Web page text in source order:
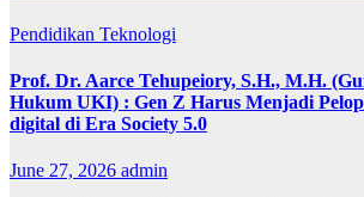
Pendidikan Teknologi
Prof. Dr. Aarce Tehupeiory, S.H., M.H.
Hukum UKI) : Gen Z Harus Menjadi
digital di Era Society 5.0
June 27, 2026 admin